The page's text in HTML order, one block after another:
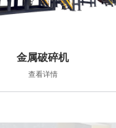
金属破碎机
查看详情